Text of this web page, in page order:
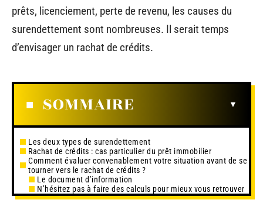
prêts, licenciement, perte de revenu, les causes du
surendettement sont nombreuses. Il serait temps
d’envisager un rachat de crédits.
SOMMAIRE
Les deux types de surendettement
Rachat de crédits : cas particulier du prêt immobilier
Comment évaluer convenablement votre situation avant de se
tourner vers le rachat de crédits ?
Le document d’information
N’hésitez pas à faire des calculs pour mieux vous retrouver